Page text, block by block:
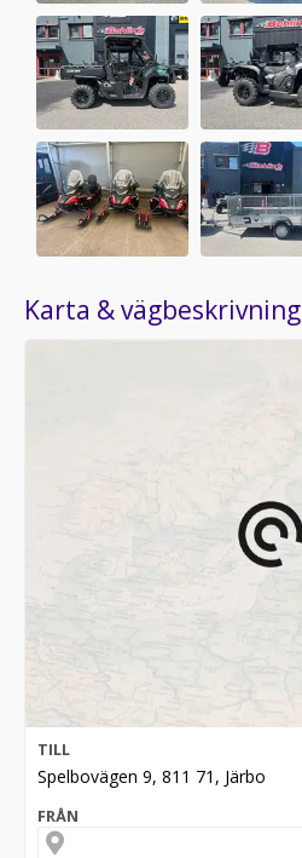
Karta & vägbeskrivning
TILL
Spelbovägen 9, 811 71, Järbo
FRÅN